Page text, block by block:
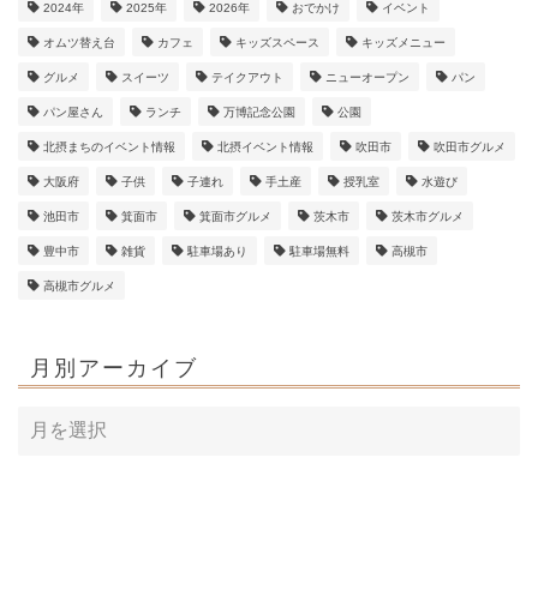
2024年 2025年 2026年 おでかけ イベント
オムツ替え台 カフェ キッズスペース キッズメニュー
グルメ スイーツ テイクアウト ニューオープン パン
パン屋さん ランチ 万博記念公園 公園
北摂まちのイベント情報 北摂イベント情報 吹田市 吹田市グルメ
大阪府 子供 子連れ 手土産 授乳室 水遊び
池田市 箕面市 箕面市グルメ 茨木市 茨木市グルメ
豊中市 雑貨 駐車場あり 駐車場無料 高槻市
高槻市グルメ
月別アーカイブ